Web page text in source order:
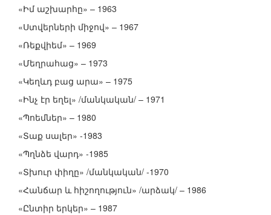
«Իմ աշխարհը» – 1963
«Ստվերների միջով» – 1967
«Ռեքվիեմ» – 1969
«Մեղրահաց» – 1973
«Կեղևդ բաց արա» – 1975
«Ինչ էր եղել» /մանկական/ – 1971
«Պոեմներ» – 1980
«Տաք սալեր» -1983
«Պղնձե վարդ» -1985
«Տխուր փիղը» /մանկական/ -1970
«Հանճար և հիշողություն» /արձակ/ – 1986
«Ընտիր երկեր» – 1987